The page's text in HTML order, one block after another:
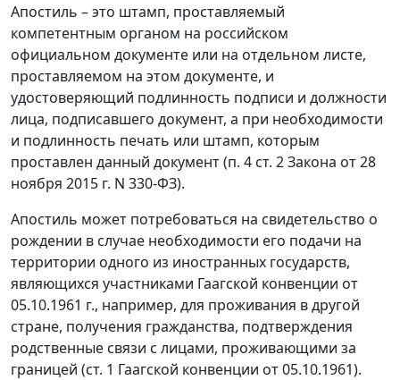
Апостиль – это штамп, проставляемый
компетентным органом на российском
официальном документе или на отдельном листе,
проставляемом на этом документе, и
удостоверяющий подлинность подписи и должности
лица, подписавшего документ, а при необходимости
и подлинность печать или штамп, которым
проставлен данный документ (п. 4 ст. 2 Закона от 28
ноября 2015 г. N 330-ФЗ).
Апостиль может потребоваться на свидетельство о
рождении в случае необходимости его подачи на
территории одного из иностранных государств,
являющихся участниками Гаагской конвенции от
05.10.1961 г., например, для проживания в другой
стране, получения гражданства, подтверждения
родственные связи с лицами, проживающими за
границей (ст. 1 Гаагской конвенции от 05.10.1961).